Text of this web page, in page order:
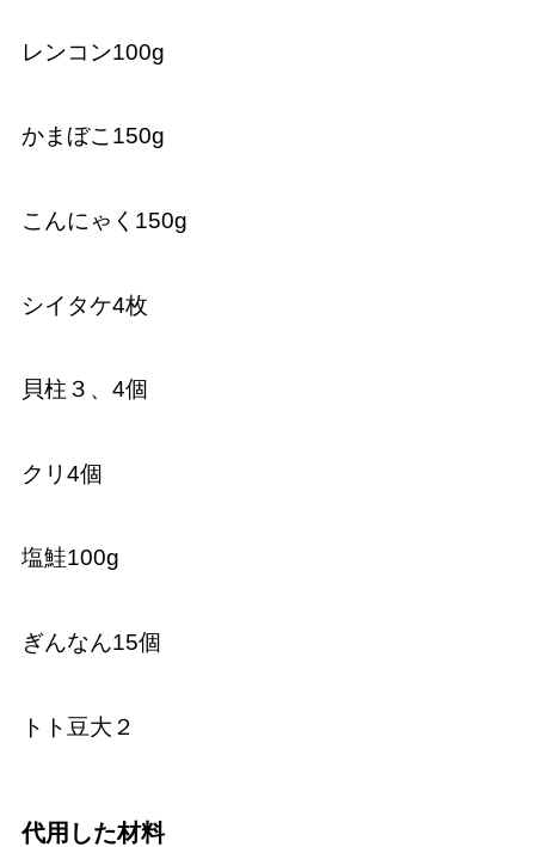
レンコン100g
かまぼこ150g
こんにゃく150g
シイタケ4枚
貝柱３、4個
クリ4個
塩鮭100g
ぎんなん15個
トト豆大２
代用した材料